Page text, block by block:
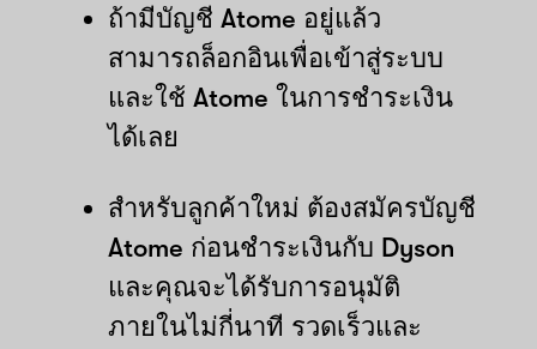
ถ้ามีบัญชี Atome อยู่แล้ว
สามารถล็อกอินเพื่อเข้าสู่ระบบ
และใช้ Atome ในการชำระเงิน
ได้เลย
สำหรับลูกค้าใหม่ ต้องสมัครบัญชี
Atome ก่อนชำระเงินกับ Dyson
และคุณจะได้รับการอนุมัติ
ภายในไม่กี่นาที รวดเร็วและ